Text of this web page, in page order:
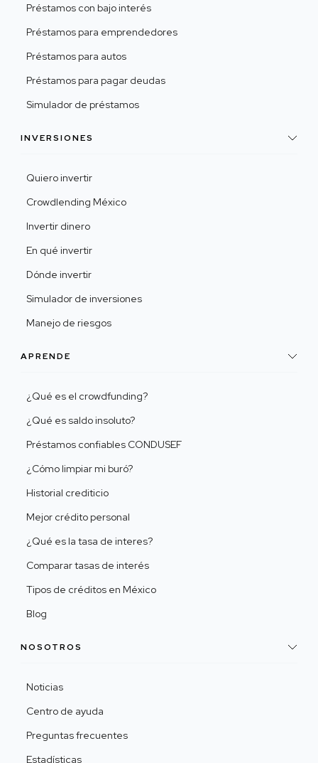
Préstamos con bajo interés
Préstamos para emprendedores
Préstamos para autos
Préstamos para pagar deudas
Simulador de préstamos
INVERSIONES
Quiero invertir
Crowdlending México
Invertir dinero
En qué invertir
Dónde invertir
Simulador de inversiones
Manejo de riesgos
APRENDE
¿Qué es el crowdfunding?
¿Qué es saldo insoluto?
Préstamos confiables CONDUSEF
¿Cómo limpiar mi buró?
Historial crediticio
Mejor crédito personal
¿Qué es la tasa de interes?
Comparar tasas de interés
Tipos de créditos en México
Blog
NOSOTROS
Noticias
Centro de ayuda
Preguntas frecuentes
Estadísticas